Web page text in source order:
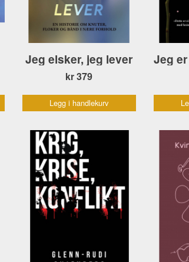
Jeg elsker, jeg lever
kr 379
Legg i handlekurv